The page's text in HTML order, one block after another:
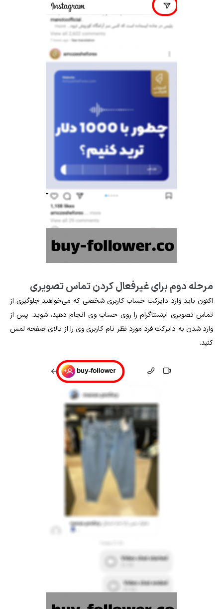
مرحله دوم برای غیرفعال کردن تماس تصویری
اکنون باید وارد دایرکت حساب کاربری شخصی که می‌خواهید جلوگیری از
تماس تصویری اینستاگرام را روی حساب وی انجام دهید، شوید. پس از
وارد شدن به دایرکت فرد مورد نظر نام کاربری وی را از بالای صفحه لمس
کنید.